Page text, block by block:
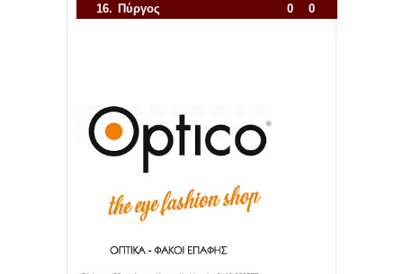
16. Πύργος 0
0